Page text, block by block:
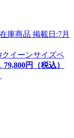
庫商品 掲載日:7月
イーンサイズベ
79,800円（税込）